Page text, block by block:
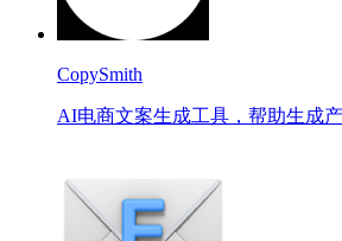
CopySmith
AI电商文案生成工具，帮助生成